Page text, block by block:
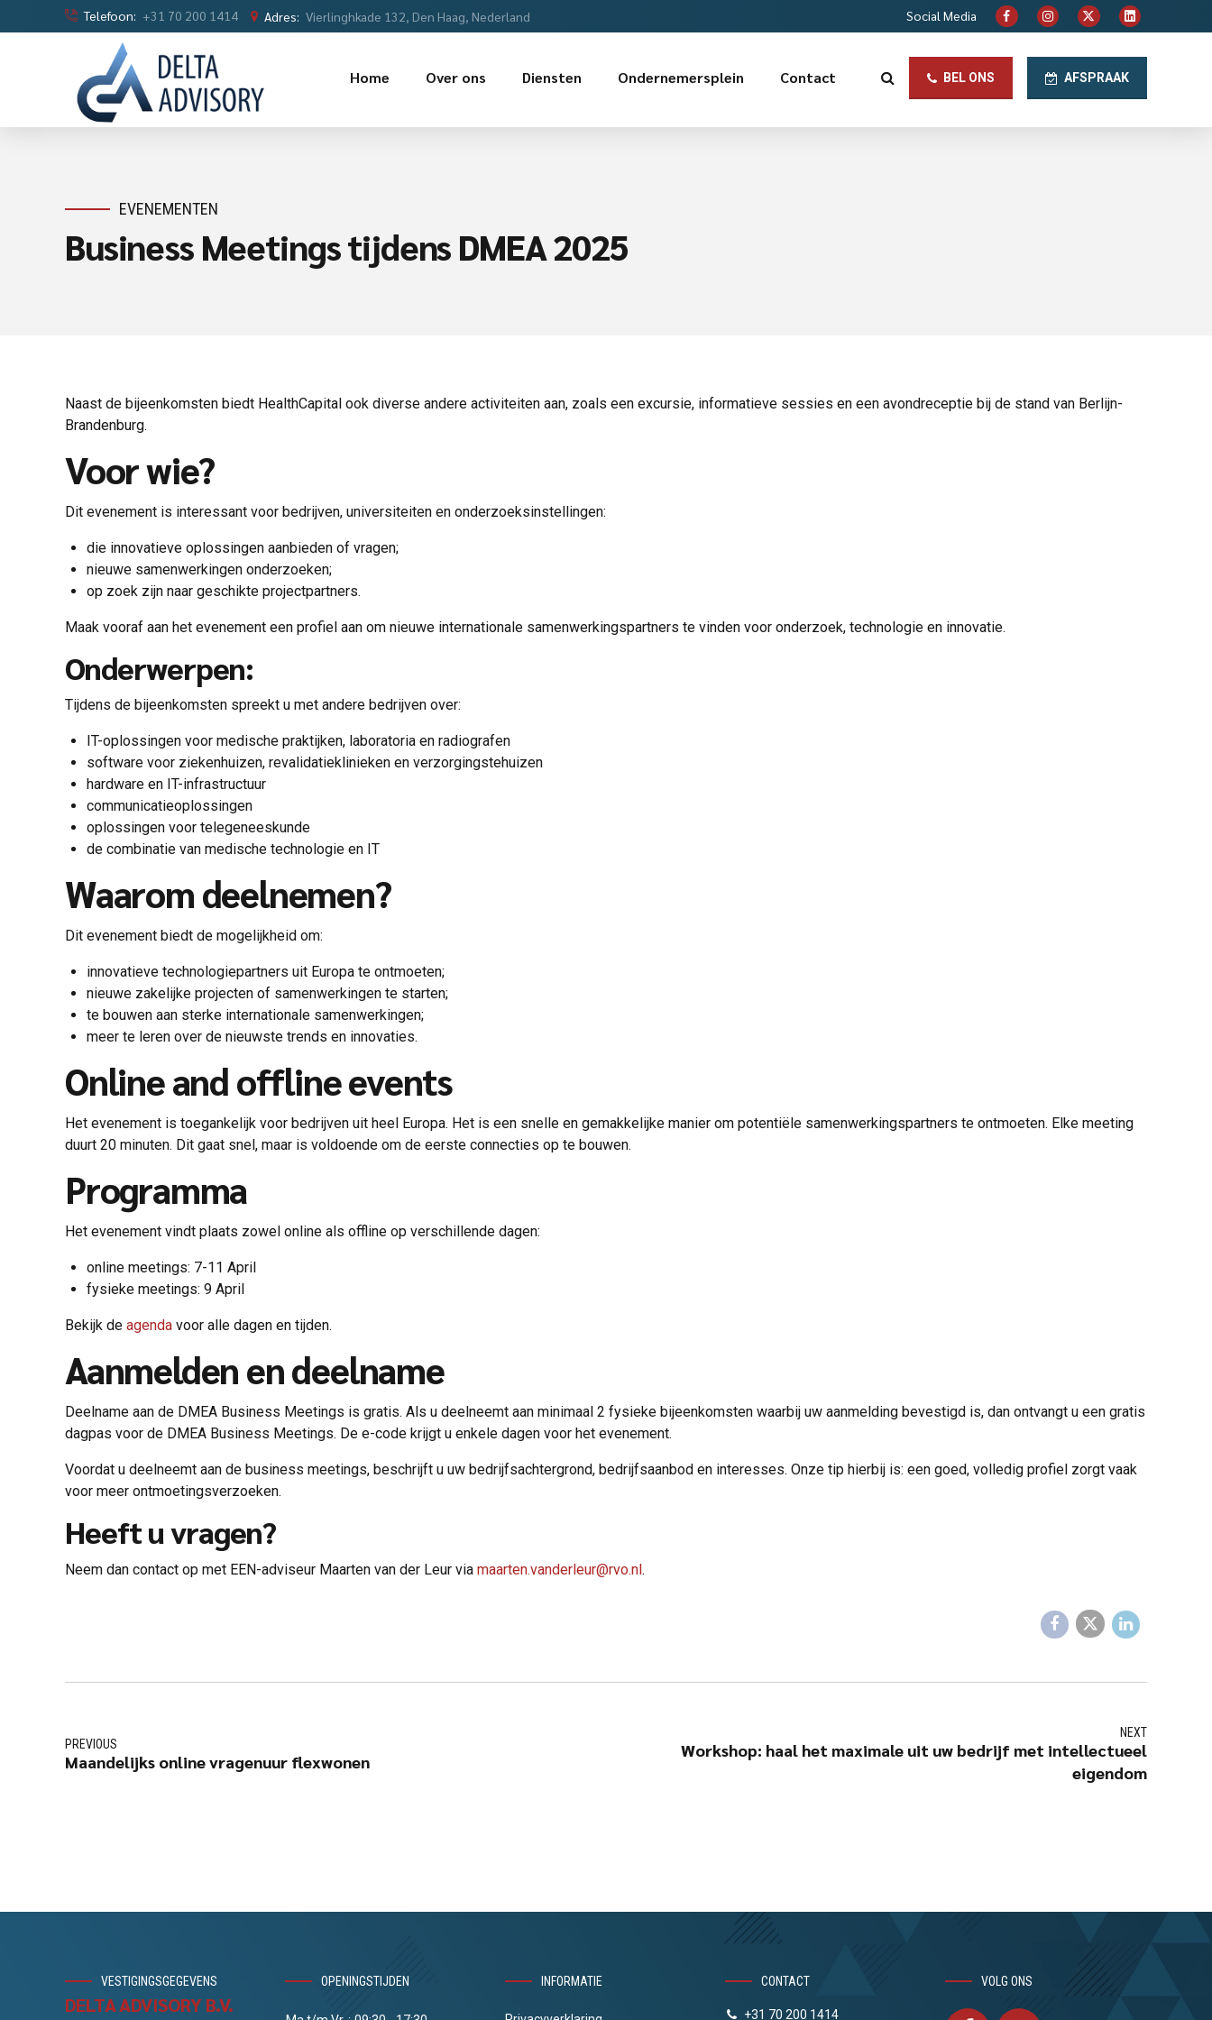
Telefoon: +31 70 200 1414 Adres: Vierlinghkade 132, Den Haag, Nederland Social Media
BEL ONS AFSPRAAK
Home Over ons Diensten Ondernemersplein Contact
EVENEMENTEN
Business Meetings tijdens DMEA 2025
Naast de bijeenkomsten biedt HealthCapital ook diverse andere activiteiten aan, zoals een excursie, informatieve sessies en een avondreceptie bij de stand van Berlijn-
Brandenburg.
Voor wie?
Dit evenement is interessant voor bedrijven, universiteiten en onderzoeksinstellingen:
die innovatieve oplossingen aanbieden of vragen;
nieuwe samenwerkingen onderzoeken;
op zoek zijn naar geschikte projectpartners.
Maak vooraf aan het evenement een profiel aan om nieuwe internationale samenwerkingspartners te vinden voor onderzoek, technologie en innovatie.
Onderwerpen:
Tijdens de bijeenkomsten spreekt u met andere bedrijven over:
IT-oplossingen voor medische praktijken, laboratoria en radiografen
software voor ziekenhuizen, revalidatieklinieken en verzorgingstehuizen
hardware en IT-infrastructuur
communicatieoplossingen
oplossingen voor telegeneeskunde
de combinatie van medische technologie en IT
Waarom deelnemen?
Dit evenement biedt de mogelijkheid om:
innovatieve technologiepartners uit Europa te ontmoeten;
nieuwe zakelijke projecten of samenwerkingen te starten;
te bouwen aan sterke internationale samenwerkingen;
meer te leren over de nieuwste trends en innovaties.
Online and offline events
Het evenement is toegankelijk voor bedrijven uit heel Europa. Het is een snelle en gemakkelijke manier om potentiële samenwerkingspartners te ontmoeten. Elke meeting
duurt 20 minuten. Dit gaat snel, maar is voldoende om de eerste connecties op te bouwen.
Programma
Het evenement vindt plaats zowel online als offline op verschillende dagen:
online meetings: 7-11 April
fysieke meetings: 9 April
Bekijk de agenda voor alle dagen en tijden.
Aanmelden en deelname
Deelname aan de DMEA Business Meetings is gratis. Als u deelneemt aan minimaal 2 fysieke bijeenkomsten waarbij uw aanmelding bevestigd is, dan ontvangt u een gratis
dagpas voor de DMEA Business Meetings. De e-code krijgt u enkele dagen voor het evenement.
Voordat u deelneemt aan de business meetings, beschrijft u uw bedrijfsachtergrond, bedrijfsaanbod en interesses. Onze tip hierbij is: een goed, volledig profiel zorgt vaak
voor meer ontmoetingsverzoeken.
Heeft u vragen?
Neem dan contact op met EEN-adviseur Maarten van der Leur via maarten.vanderleur@rvo.nl.
PREVIOUS
Maandelijks online vragenuur flexwonen
NEXT
Workshop: haal het maximale uit uw bedrijf met intellectueel
eigendom
VESTIGINGSGEGEVENS
DELTA ADVISORY B.V.
OPENINGSTIJDEN INFORMATIE CONTACT
+31 70 200 1414
VOLG ONS